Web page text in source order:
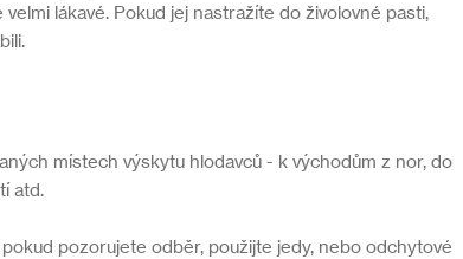
lákavé. Pokud jej nastražíte do živolovné pasti,
místech výskytu hlodavců - k východům z nor, do
atd.
pozorujete odběr, použijte jedy, nebo odchytové